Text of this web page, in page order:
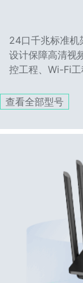
24口千兆标准机
设计保障高清视
控工程、Wi-Fi工
查看全部型号